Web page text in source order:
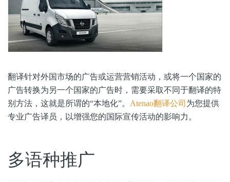
翻译针对外国市场的广告或运营营销活动，或将一个国家的
广告转换为另一个国家的广告时，需要采取不同于翻译的特
别方法，这就是所谓的“本地化”。 Atenao翻译公司 为您提供
专业广告译员，以增强您的国际宣传活动的影响力。
多语种推广